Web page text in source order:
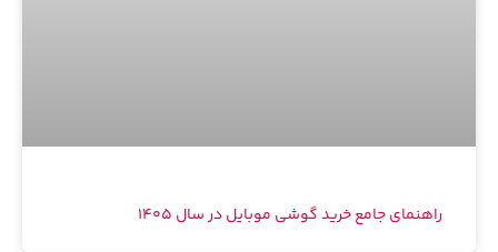
راهنمای جامع خرید گوشی موبایل در سال ۱۴۰۵